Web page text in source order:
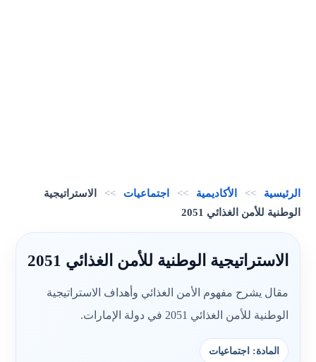
الرئيسية >> الأكاديمية >> اجتماعيات >>
الاستراتيجية
الوطنية للأمن الغذائي 2051
الاستراتيجية الوطنية للأمن الغذائي 2051
مقال يشرح مفهوم الأمن الغذائي وأهداف الاستراتيجية
الوطنية للأمن الغذائي 2051 في دولة الإمارات.
المادة: اجتماعيات